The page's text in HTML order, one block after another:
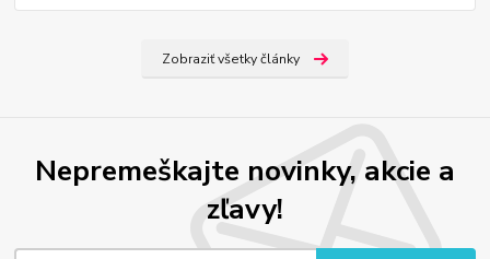
Zobraziť všetky články
Nepremeškajte novinky, akcie a
zľavy!